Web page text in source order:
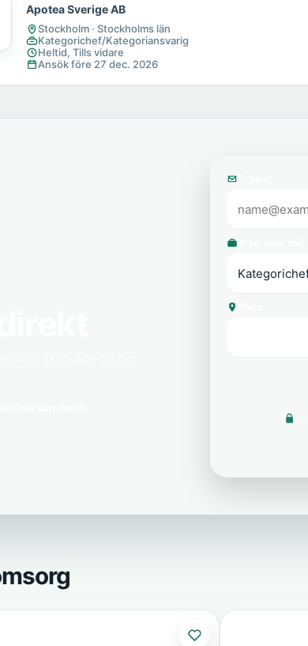
Apotea Sverige AB
Stockholm · Stockholms län
Kategorichef/Kategoriansvarig
Heltid, Tills vidare
Ansök före 27 dec. 2026